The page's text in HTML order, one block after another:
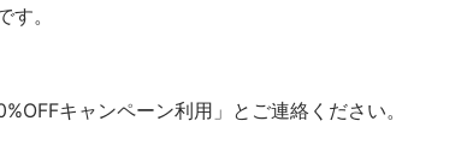
す。
キャンペーン利用」とご連絡ください。